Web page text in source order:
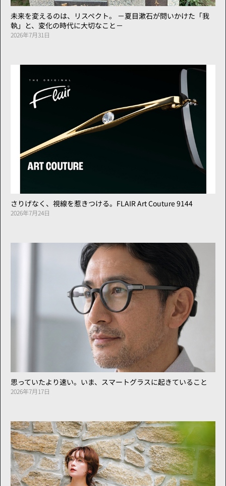
未来を変えるのは、リスペクト。 －夏目漱石が問いかけた「我
執」と、変化の時代に大切なこと－
2026年7月31日
さりげなく、視線を惹きつける。FLAIR Art Couture 9144
2026年7月24日
思っていたより速い。いま、スマートグラスに起きていること
2026年7月17日